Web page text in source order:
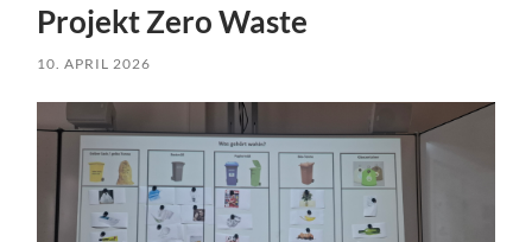
Projekt Zero Waste
10. APRIL 2026